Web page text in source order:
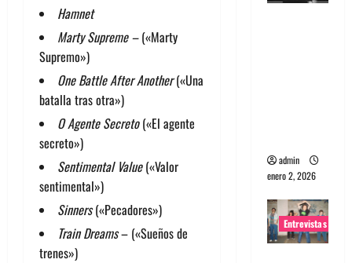
Hamnet
Marty Supreme –(«Marty
Supremo»)
One Battle After Another(«Una
batalla tras otra»)
O Agente Secreto(«El agente
secreto»)
Sentimental Value(«Valor
sentimental»)
Sinners(«Pecadores»)
Train Dreams– («Sueños de
trenes»)
admin
enero 2, 2026
Entrevistas